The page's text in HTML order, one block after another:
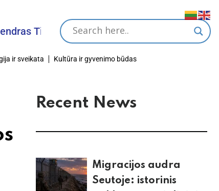
Tikslas
ir sveikata Kultūra ir gyvenimo būdas
Recent News
Migracijos audra
Seutoje: istorinis